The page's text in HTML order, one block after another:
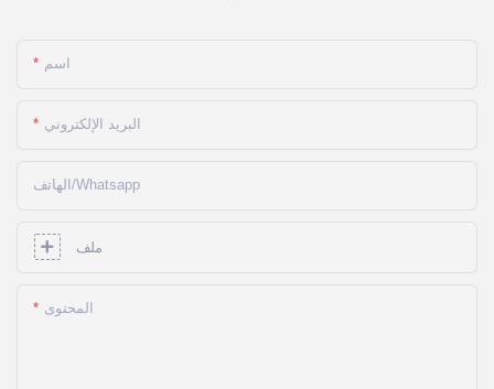
اسم
البريد الإلكتروني
الهاتف/whatsapp
ملف
المحتوى